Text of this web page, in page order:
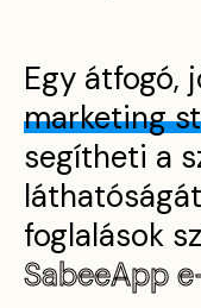
Egy átfogó,
marketing
segítheti a
foglalások
SabeeApp